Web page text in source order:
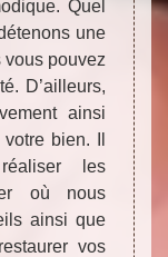
Quel
une
pouvez
D’ailleurs,
ainsi
bien. Il
les
où nous
ainsi que
vos